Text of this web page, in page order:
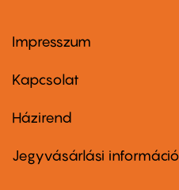
Footer
first
Impresszum
Kapcsolat
Footer
second
Házirend
Jegyvásárlási